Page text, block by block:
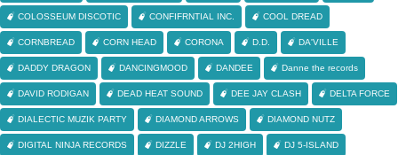
COLOSSEUM DISCOTIC CONFIFRNTIAL INC. COOL DREAD
CORNBREAD CORN HEAD CORONA D.D. DA'VILLE
DADDY DRAGON DANCINGMOOD DANDEE Danne the records
DAVID RODIGAN DEAD HEAT SOUND DEE JAY CLASH DELTA FORCE
DIALECTIC MUZIK PARTY DIAMOND ARROWS DIAMOND NUTZ
DIGITAL NINJA RECORDS DIZZLE DJ 2HIGH DJ 5-ISLAND